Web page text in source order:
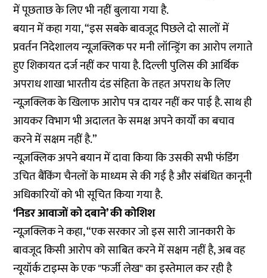
में पूछताछ के लिए भी नहीं बुलाया गया है.
बयान में कहा गया, “इस सबके बावजूद पिछले दो सालों में
प्रवर्तन निदेशालय न्यूज़क्लिक पर मनी लॉन्ड्रिंग का आरोप लगाते
हुए शिकायत दर्ज नहीं कर पाया है. दिल्ली पुलिस की आर्थिक
अपराध शाखा भारतीय दंड संहिता के तहत अपराध के लिए
न्यूज़क्लिक के खिलाफ आरोप पत्र दायर नहीं कर पाई है. साथ ही
आयकर विभाग भी अदालत के समक्ष अपने कार्यों का बचाव
करने में सक्षम नहीं है.”
न्यूज़क्लिक अपने बयान में दावा किया कि उसकी सभी फंडिंग
उचित बैंकिंग चैनलों के माध्यम से की गई है और संबंधित कानूनी
अधिकारियों को भी सूचित किया गया है.
‘निडर आवाजों को दबाने’ की कोशिश
न्यूज़क्लिक ने कहा, “एक सरकार जो इस सारी जानकारी के
बावजूद किसी आरोप को साबित करने में सक्षम नहीं है, अब वह
न्यूयॉर्क टाइम्स के एक "फर्जी लेख" का इस्तेमाल कर रही है